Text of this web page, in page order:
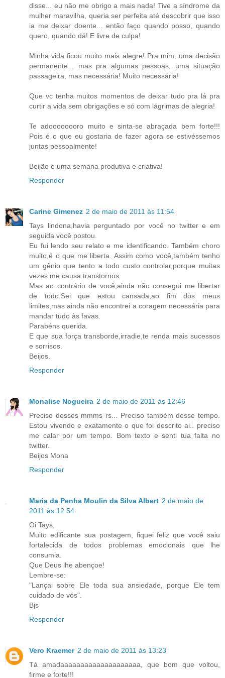
disse... eu não me obrigo a mais nada! Tive a síndrome da
mulher maravilha, queria ser perfeita até descobrir que isso
ia me deixar doente... então faço quando posso, quando
quero, quando dá! E livre de culpa!
Minha vida ficou muito mais alegre! Pra mim, uma decisão
permanente... mas pra algumas pessoas, uma situação
passageira, mas necessária! Muito necessária!
Que vc tenha muitos momentos de deixar tudo pra lá pra
curtir a vida sem obrigações e só com lágrimas de alegria!
Te adoooooooro muito e sinta-se abraçada bem forte!!!
Pois é o que eu gostaria de fazer agora se estivéssemos
juntas pessoalmente!
Beijão e uma semana produtiva e criativa!
Responder
Carine Gimenez 2 de maio de 2011 às 11:54
Tays lindona,havia perguntado por você no twitter e em
seguida você postou.
Eu fui lendo seu relato e me identificando. Também choro
muito,é o que me liberta. Assim como você,também tenho
um gênio que tento a todo custo controlar,porque muitas
vezes me causa transtornos.
Mas ao contrário de você,ainda não consegui me libertar
de todo.Sei que estou cansada,ao fim dos meus
limites,mas ainda não encontrei a coragem necessária para
mandar tudo às favas.
Parabéns querida.
E que sua força transborde,irradie,te renda mais sucessos
e sorrisos.
Beijos.
Responder
Monalise Nogueira 2 de maio de 2011 às 12:46
Preciso desses mmms rs... Preciso também desse tempo.
Estou vivendo e exatamente o que foi descrito ai.. preciso
me calar por um tempo. Bom texto e senti tua falta no
twitter.
Beijos Mona
Responder
Maria da Penha Moulin da Silva Albert 2 de maio de
2011 às 12:54
Oi Tays,
Muito edificante sua postagem, fiquei feliz que você saiu
fortalecida de todos problemas emocionais que lhe
consumia.
Que Deus lhe abençoe!
Lembre-se:
"Lançai sobre Ele toda sua ansiedade, porque Ele tem
cuidado de vós".
Bjs
Responder
Vero Kraemer 2 de maio de 2011 às 13:23
Tá amadaaaaaaaaaaaaaaaaaaaa, que bom que voltou,
firme e forte!!!